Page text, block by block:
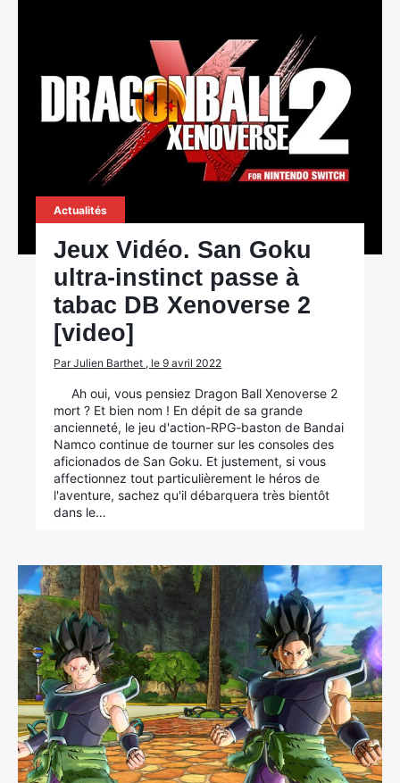
Actualités
Jeux Vidéo. San Goku
ultra-instinct passe à
tabac DB Xenoverse 2
[video]
Par Julien Barthet , le 9 avril 2022
Ah oui, vous pensiez Dragon Ball Xenoverse 2
mort ? Et bien nom ! En dépit de sa grande
ancienneté, le jeu d'action-RPG-baston de Bandai
Namco continue de tourner sur les consoles des
aficionados de San Goku. Et justement, si vous
affectionnez tout particulièrement le héros de
l'aventure, sachez qu'il débarquera très bientôt
dans le…